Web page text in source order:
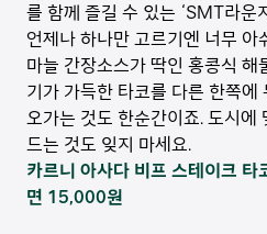
를 함께 즐길 수 있는 ‘SMT라운
언제나 하나만 고르기엔 너무 아
마늘 간장소스가 딱인 홍콩식
기가 가득한 타코를 다른 한쪽에
오가는 것도 한순간이죠. 도시에
드는 것도 잊지 마세요.
카르니 아사다 비프 스테이크
면 15,000원